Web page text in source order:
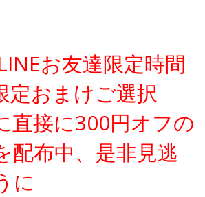
お友達限定時間
定おまけご選択
直接に300円オフの
配布中、是非見逃
に